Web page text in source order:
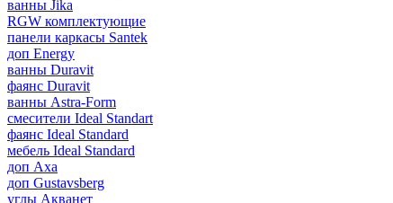
ванны Jika
RGW комплектующие
панели каркасы Santek
доп Energy
ванны Duravit
фаянс Duravit
ванны Astra-Form
смесители Ideal Standart
фаянс Ideal Standard
мебель Ideal Standard
доп Axa
доп Gustavsberg
углы Акванет